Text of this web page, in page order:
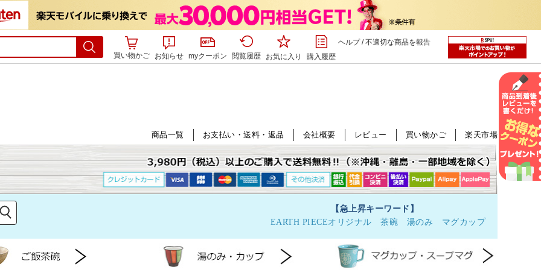
買い物かご お知らせ myクーポン 閲覧履歴 お気に入り 購入履歴
ヘルプ/不適切な商品を報告